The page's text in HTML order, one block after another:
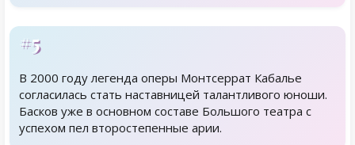
#5
В 2000 году легенда оперы Монтсеррат Кабалье
согласилась стать наставницей талантливого юноши.
Басков уже в основном составе Большого театра с
успехом пел второстепенные арии.